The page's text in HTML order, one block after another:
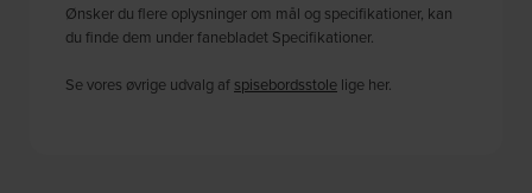
Ønsker du flere oplysninger om mål og specifikationer, kan
du finde dem under fanebladet Specifikationer.
Se vores øvrige udvalg af spisebordsstole lige her.